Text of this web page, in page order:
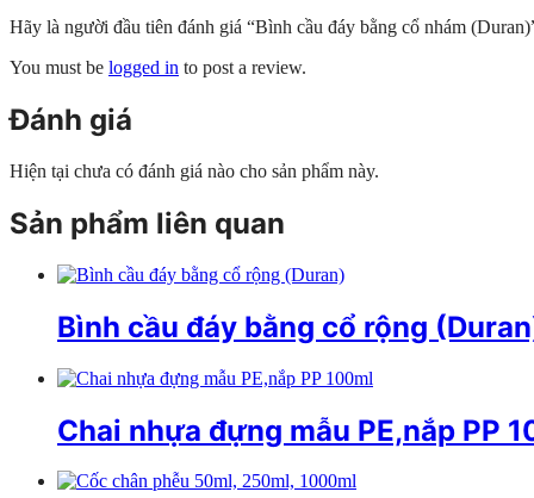
Hãy là người đầu tiên đánh giá “Bình cầu đáy bằng cổ nhám
You must be logged in to post a review.
Đánh giá
Hiện tại chưa có đánh giá nào cho sản phẩm này.
Sản phẩm liên quan
Bình cầu đáy bằng cổ rộng
Chai nhựa đựng mẫu PE,nắp PP